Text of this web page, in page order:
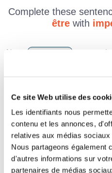
Ce site Web utilise des
Les identifiants nous
contenu et les annonces,
relatives aux médias
Nous partageons également
d'autres informations sur
partenaires de médias
Complete these
être with
Nous comme
sport.
Je me souviens, tu
classe.
Ces deux garçons